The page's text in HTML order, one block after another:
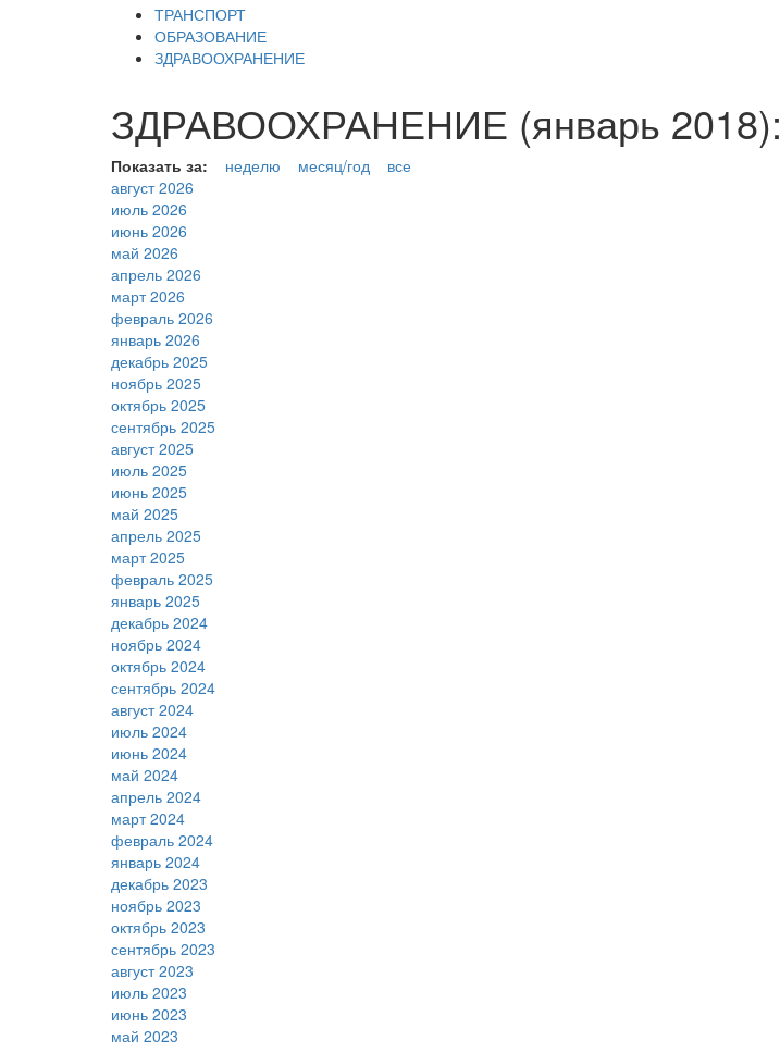
ТРАНСПОРТ
ОБРАЗОВАНИЕ
ЗДРАВООХРАНЕНИЕ
ЗДРАВООХРАНЕНИЕ (январь 2018):
Показать за: неделю месяц/год
все
август 2026
июль 2026
июнь 2026
май 2026
апрель 2026
март 2026
февраль 2026
январь 2026
декабрь 2025
ноябрь 2025
октябрь 2025
сентябрь 2025
август 2025
июль 2025
июнь 2025
май 2025
апрель 2025
март 2025
февраль 2025
январь 2025
декабрь 2024
ноябрь 2024
октябрь 2024
сентябрь 2024
август 2024
июль 2024
июнь 2024
май 2024
апрель 2024
март 2024
февраль 2024
январь 2024
декабрь 2023
ноябрь 2023
октябрь 2023
сентябрь 2023
август 2023
июль 2023
июнь 2023
май 2023